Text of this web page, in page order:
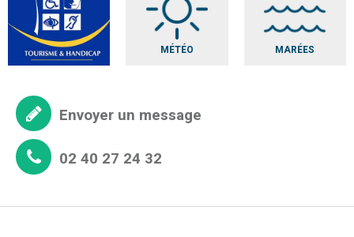
MÉTÉO MARÉES
Envoyer un message
02 40 27 24 32